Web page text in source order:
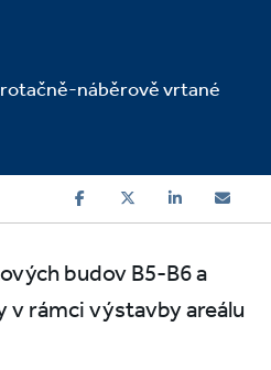
náběrově vrtané
budov B5-B6 a
v rámci výstavby areálu